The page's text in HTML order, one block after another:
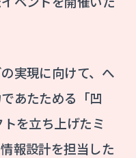
実現に向けて、へ
あたためる「凹
トを立ち上げたミ
報設計を担当した